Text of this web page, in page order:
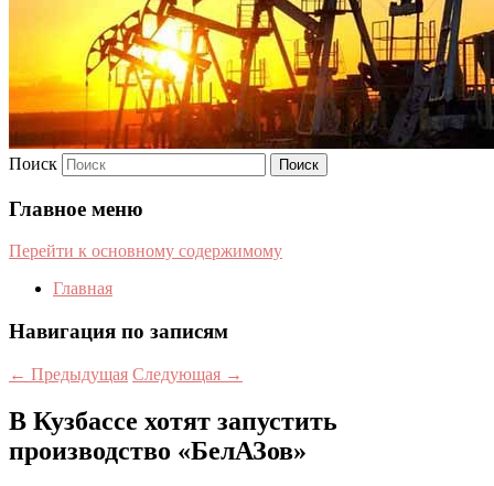
Поиск
Главное меню
Перейти к основному содержимому
Главная
Навигация по записям
← Предыдущая Следующая →
В Кузбассе хотят запустить
производство «БелАЗов»